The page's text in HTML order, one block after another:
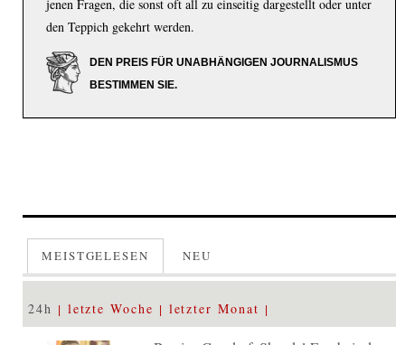
jenen Fragen, die sonst oft all zu einseitig dargestellt oder unter
den Teppich gekehrt werden.
DEN PREIS FÜR UNABHÄNGIGEN JOURNALISMUS
BESTIMMEN SIE.
MEISTGELESEN NEU
24h letzte Woche letzter Monat